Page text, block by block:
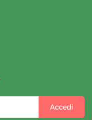
Accedi